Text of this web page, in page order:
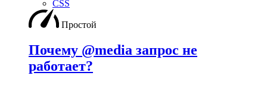
CSS
Простой
Почему @media запрос не
работает?